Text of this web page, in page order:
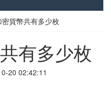
貨幣共有多少枚
有多少枚
20 02:42:11